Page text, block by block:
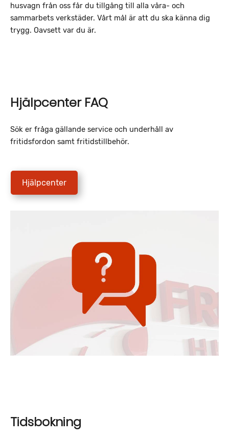
husvagn från oss får du tillgång till alla våra- och
sammarbets verkstäder. Vårt mål är att du ska känna dig
trygg. Oavsett var du är.
Hjälpcenter FAQ
Sök er fråga gällande service och underhåll av
fritidsfordon samt fritidstillbehör.
Hjälpcenter
Tidsbokning